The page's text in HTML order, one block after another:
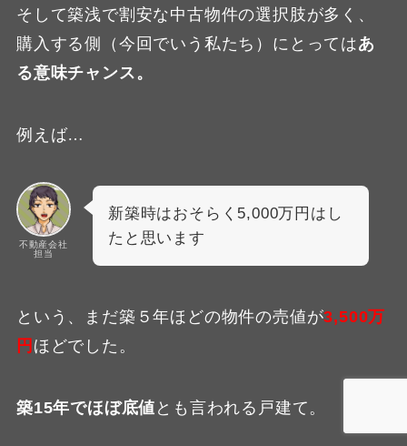
そして築浅で割安な中古物件の選択肢が多く、
購入する側（今回でいう私たち）にとってはあ
る意味チャンス。
例えば…
不動産会社
担当
新築時はおそらく5,000万円はし
たと思います
という、まだ築５年ほどの物件の売値が3,500万
円 ほどでした。
築15年でほぼ底値 とも言われる戸建て。